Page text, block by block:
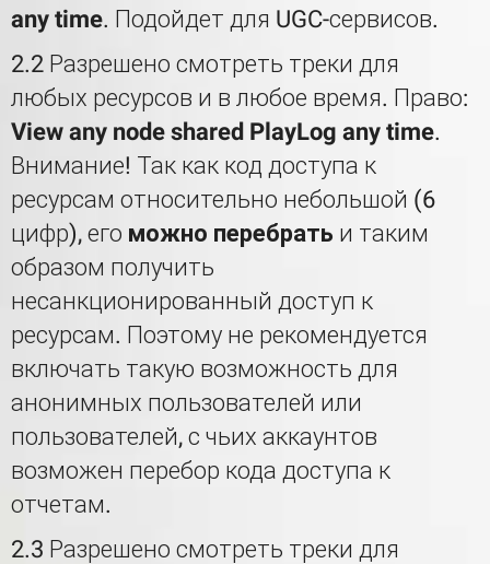
any time. Подойдет для UGC-сервисов.
2.2 Разрешено смотреть треки для
любых ресурсов и в любое время. Право:
View any node shared PlayLog any time.
Внимание! Так как код доступа к
ресурсам относительно небольшой (6
цифр), его можно перебрать и таким
образом получить
несанкционированный доступ к
ресурсам. Поэтому не рекомендуется
включать такую возможность для
анонимных пользователей или
пользователей, с чьих аккаунтов
возможен перебор кода доступа к
отчетам.
2.3 Разрешено смотреть треки для